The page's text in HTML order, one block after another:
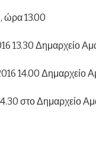
ώρα 13.00
13.30 Δημαρχείο
14.00 Δημαρχείο
στο Δημαρχείο